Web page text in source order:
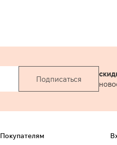
Подписаться
Покупателям